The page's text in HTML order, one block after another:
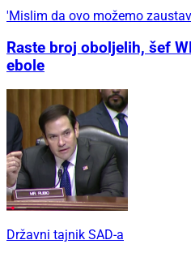
'Mislim da ovo možemo
Raste broj oboljelih, šef
ebole
Državni tajnik SAD-a